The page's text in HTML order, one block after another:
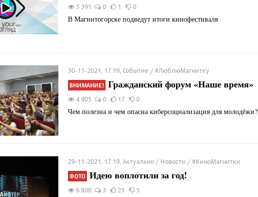
5 391 0 1 0
В Магнитогорске подведут итоги кинофестиваля
30-11-2021, 17:19, Событие / #ЛюблюМагнитку
ВНИМАНИЕ! Гражданский форум «Наше время»
4 905 0 17 0
Чем полезна и чем опасна киберсоциализация для молодёжи?
29-11-2021, 17:19, Актуально / Новости / #КиноМагнитки
ФОТО Идею воплотили за год!
6 800 3 21 5